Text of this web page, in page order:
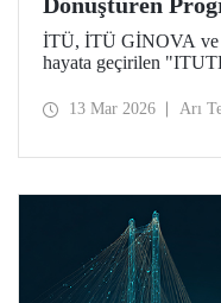
İTÜ, İTÜ GİNOVA ve
hayata geçirilen
dönüştürmeyi
13 Mar 2026 Arı